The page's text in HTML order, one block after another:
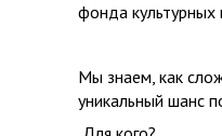
фонда культурных
Мы знаем, как
уникальный шанс